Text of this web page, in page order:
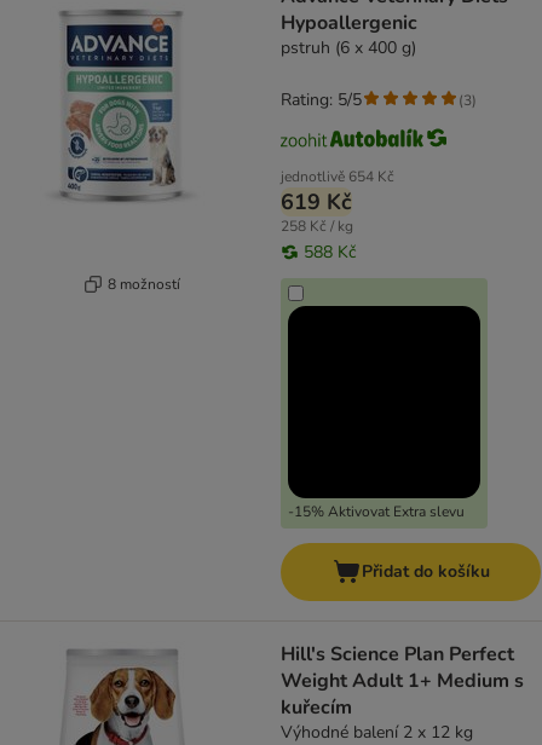
8 možností
Hypoallergenic
pstruh (6 x 400 g)
jednotlivě 654 Kč
619 Kč
258 Kč / kg
588 Kč
-15% Aktivovat Extra slevu
Rating: 5/5 (3)
Přidat do košíku
Hill's Science Plan Perfect
Weight Adult 1+ Medium s
kuřecím
Výhodné balení 2 x 12 kg